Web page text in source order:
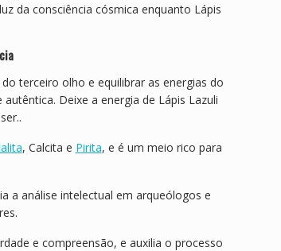
da consciência cósmica enquanto Lápis
terceiro olho e equilibrar as energias do
Deixe a energia de Lápis Lazuli
, Calcita e Pirita, e é um meio rico para
a análise intelectual em arqueólogos e
e compreensão, e auxilia o processo